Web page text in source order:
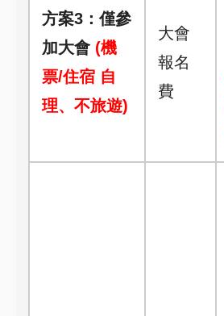
方案3：僅參
加大會 (機
票/住宿 自
理、不旅遊)
大會
報名
費